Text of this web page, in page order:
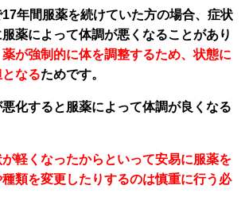
年間服薬を続けていた方の場合、症状
薬によって体調が悪くなることがあり
薬が強制的に体を調整するため、状態に
なるためです。
化すると服薬によって体調が良くなる
軽くなったからといって安易に服薬を
類を変更したりするのは慎重に行う必